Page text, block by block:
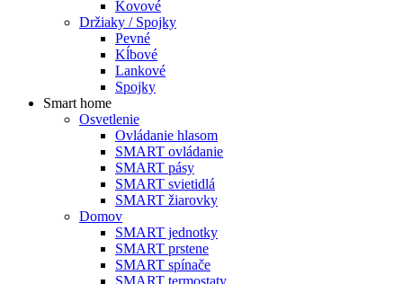
Kovové
Držiaky / Spojky
Pevné
Kĺbové
Lankové
Spojky
Smart home
Osvetlenie
Ovládanie hlasom
SMART ovládanie
SMART pásy
SMART svietidlá
SMART žiarovky
Domov
SMART jednotky
SMART prstene
SMART spínače
SMART termostaty